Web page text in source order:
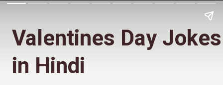
Valentines Day Jokes
in Hindi